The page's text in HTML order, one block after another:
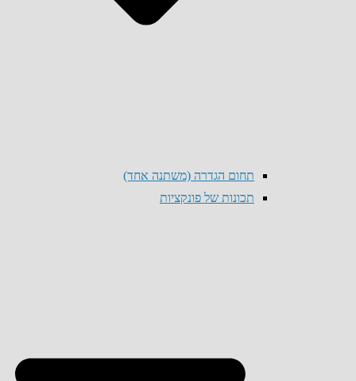
תחום הגדרה (משתנה אחד)
תכונות של פונקציות